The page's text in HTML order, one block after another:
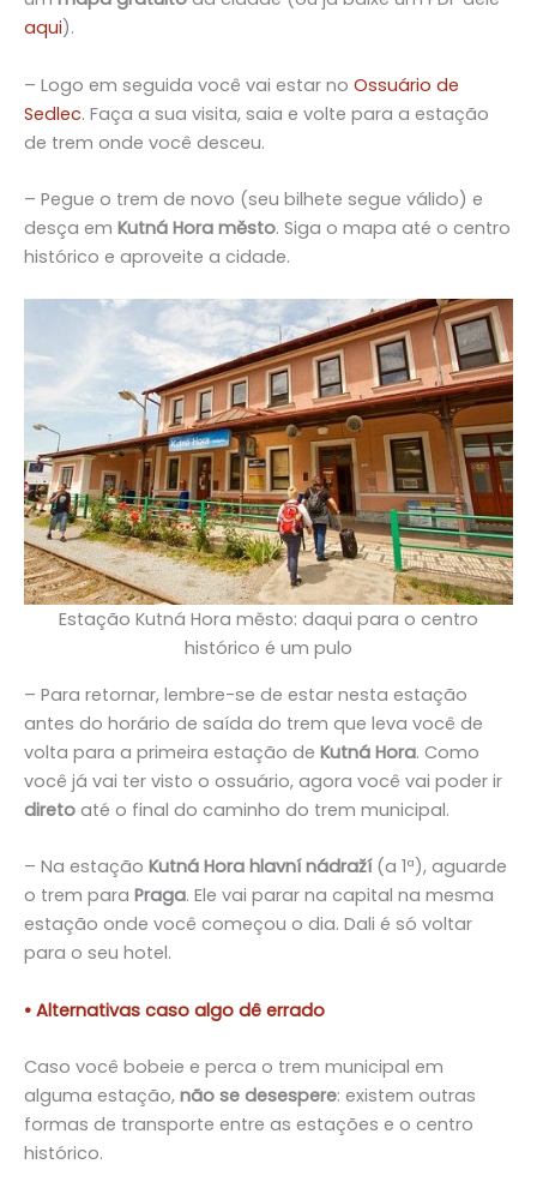
aqui).
– Logo em seguida você vai estar no Ossuário de
Sedlec. Faça a sua visita, saia e volte para a estação
de trem onde você desceu.
– Pegue o trem de novo (seu bilhete segue válido) e
desça em Kutná Hora město. Siga o mapa até o centro
histórico e aproveite a cidade.
Estação Kutná Hora město: daqui para o centro
histórico é um pulo
– Para retornar, lembre-se de estar nesta estação
antes do horário de saída do trem que leva você de
volta para a primeira estação de Kutná Hora. Como
você já vai ter visto o ossuário, agora você vai poder ir
direto até o final do caminho do trem municipal.
– Na estação Kutná Hora hlavní nádraží(a 1ª), aguarde
o trem para Praga. Ele vai parar na capital na mesma
estação onde você começou o dia. Dali é só voltar
para o seu hotel.
• Alternativas caso algo dê errado
Caso você bobeie e perca o trem municipal em
alguma estação, não se desespere: existem outras
formas de transporte entre as estações e o centro
histórico.